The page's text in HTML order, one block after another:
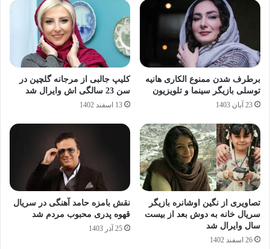
برطرف شدن ممنوع‌ الکاری هانیه
توسلی بازیگر سینما و تلویزیون
23 آبان 1403
کلیپ جالبی از مرجانه گلچین در
سن 23 سالگی اش وایرال شد
13 اسفند 1402
تصاویری از نگین اوشانره بازیگر
سریال خانه به دوش بعد از بیست
سال وایرال شد
26 اسفند 1402
نقش بامزه حامد آهنگی در سریال
قهوه پدری محبوب مردم شد
25 آذر 1403